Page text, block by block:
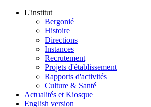
L'institut
Bergonié
Histoire
Directions
Instances
Recrutement
Projets d'établissement
Rapports d'activités
Culture & Santé
Actualités et Kiosque
English version